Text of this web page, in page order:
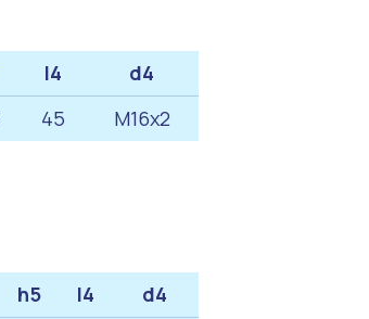
l4
d4
45 M16x2
h5 l4
d4